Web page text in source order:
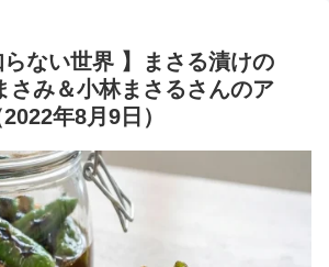
らない世界 】まさる漬けの
さみ＆小林まさるさんのア
年8月9日）